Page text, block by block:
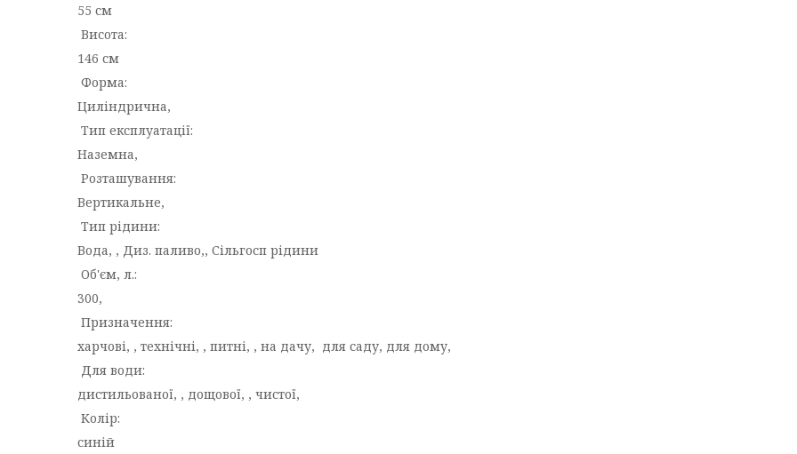
55 см
Висота:
146 см
Форма:
Циліндрична,
Тип експлуатації:
Наземна,
Розташування:
Вертикальне,
Тип рідини:
Вода, , Диз. паливо,, Сільгосп рідини
Об'єм, л.:
300,
Призначення:
харчові, , технічні, , питні, , на дачу, для саду, для дому,
Для води:
дистильованої, , дощової, , чистої,
Колір:
синій